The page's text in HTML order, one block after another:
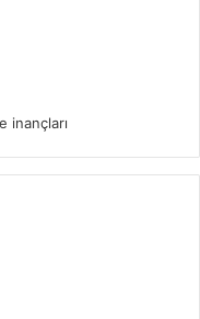
inançları